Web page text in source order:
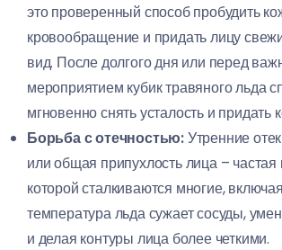
это проверенный способ пробудить
кровообращение и придать лицу
вид. После долгого дня или перед
мероприятием кубик травяного льда
мгновенно снять усталость и придать
Борьба с отечностью:Утренние
или общая припухлость лица – частая
которой сталкиваются многие,
температура льда сужает сосуды,
и делая контуры лица более четкими.